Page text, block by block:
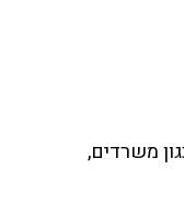
של נכסים כגון משרדים,